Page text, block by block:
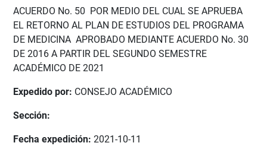
ACUERDO No. 50 POR MEDIO DEL CUAL SE APRUEBA
EL RETORNO AL PLAN DE ESTUDIOS DEL PROGRAMA
DE MEDICINA APROBADO MEDIANTE ACUERDO No. 30
DE 2016 A PARTIR DEL SEGUNDO SEMESTRE
ACADÉMICO DE 2021
Expedido por: CONSEJO ACADÉMICO
Sección:
Fecha expedición: 2021-10-11